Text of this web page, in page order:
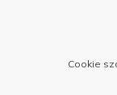
Cookie